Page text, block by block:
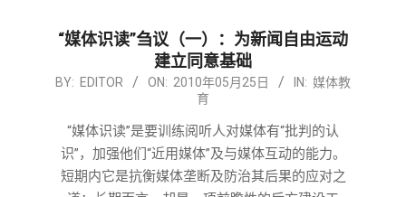
“媒体识读”刍议（一）：为新闻自由运动
建立同意基础
2010-
25
BY: EDITOR ON: 2010年05月25日 IN: 媒体教
育
“媒体识读”是要训练阅听人对媒体有“批判的认
识”，加强他们“近用媒体”及与媒体互动的能力。
短期内它是抗衡媒体垄断及防治其后果的应对之